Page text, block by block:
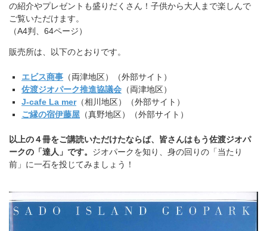
の紹介やプレゼントも盛りだくさん！子供から大人まで楽しんで
ご覧いただけます。
（A4判、64ページ）
販売所は、以下のとおりです。
エビス商事 （両津地区）（外部サイト）
佐渡ジオパーク推進協議会 （両津地区）
J-cafe La mer（相川地区）（外部サイト）
ご縁の宿伊藤屋 （真野地区）（外部サイト）
以上の４冊をご講読いただけたならば、皆さんはもう佐渡ジオパ
ークの「達人」です。 ジオパークを知り、身の回りの「当たり
前」に一石を投じてみましょう！